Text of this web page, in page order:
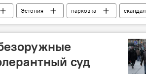
Эстония парковка скандал
суд